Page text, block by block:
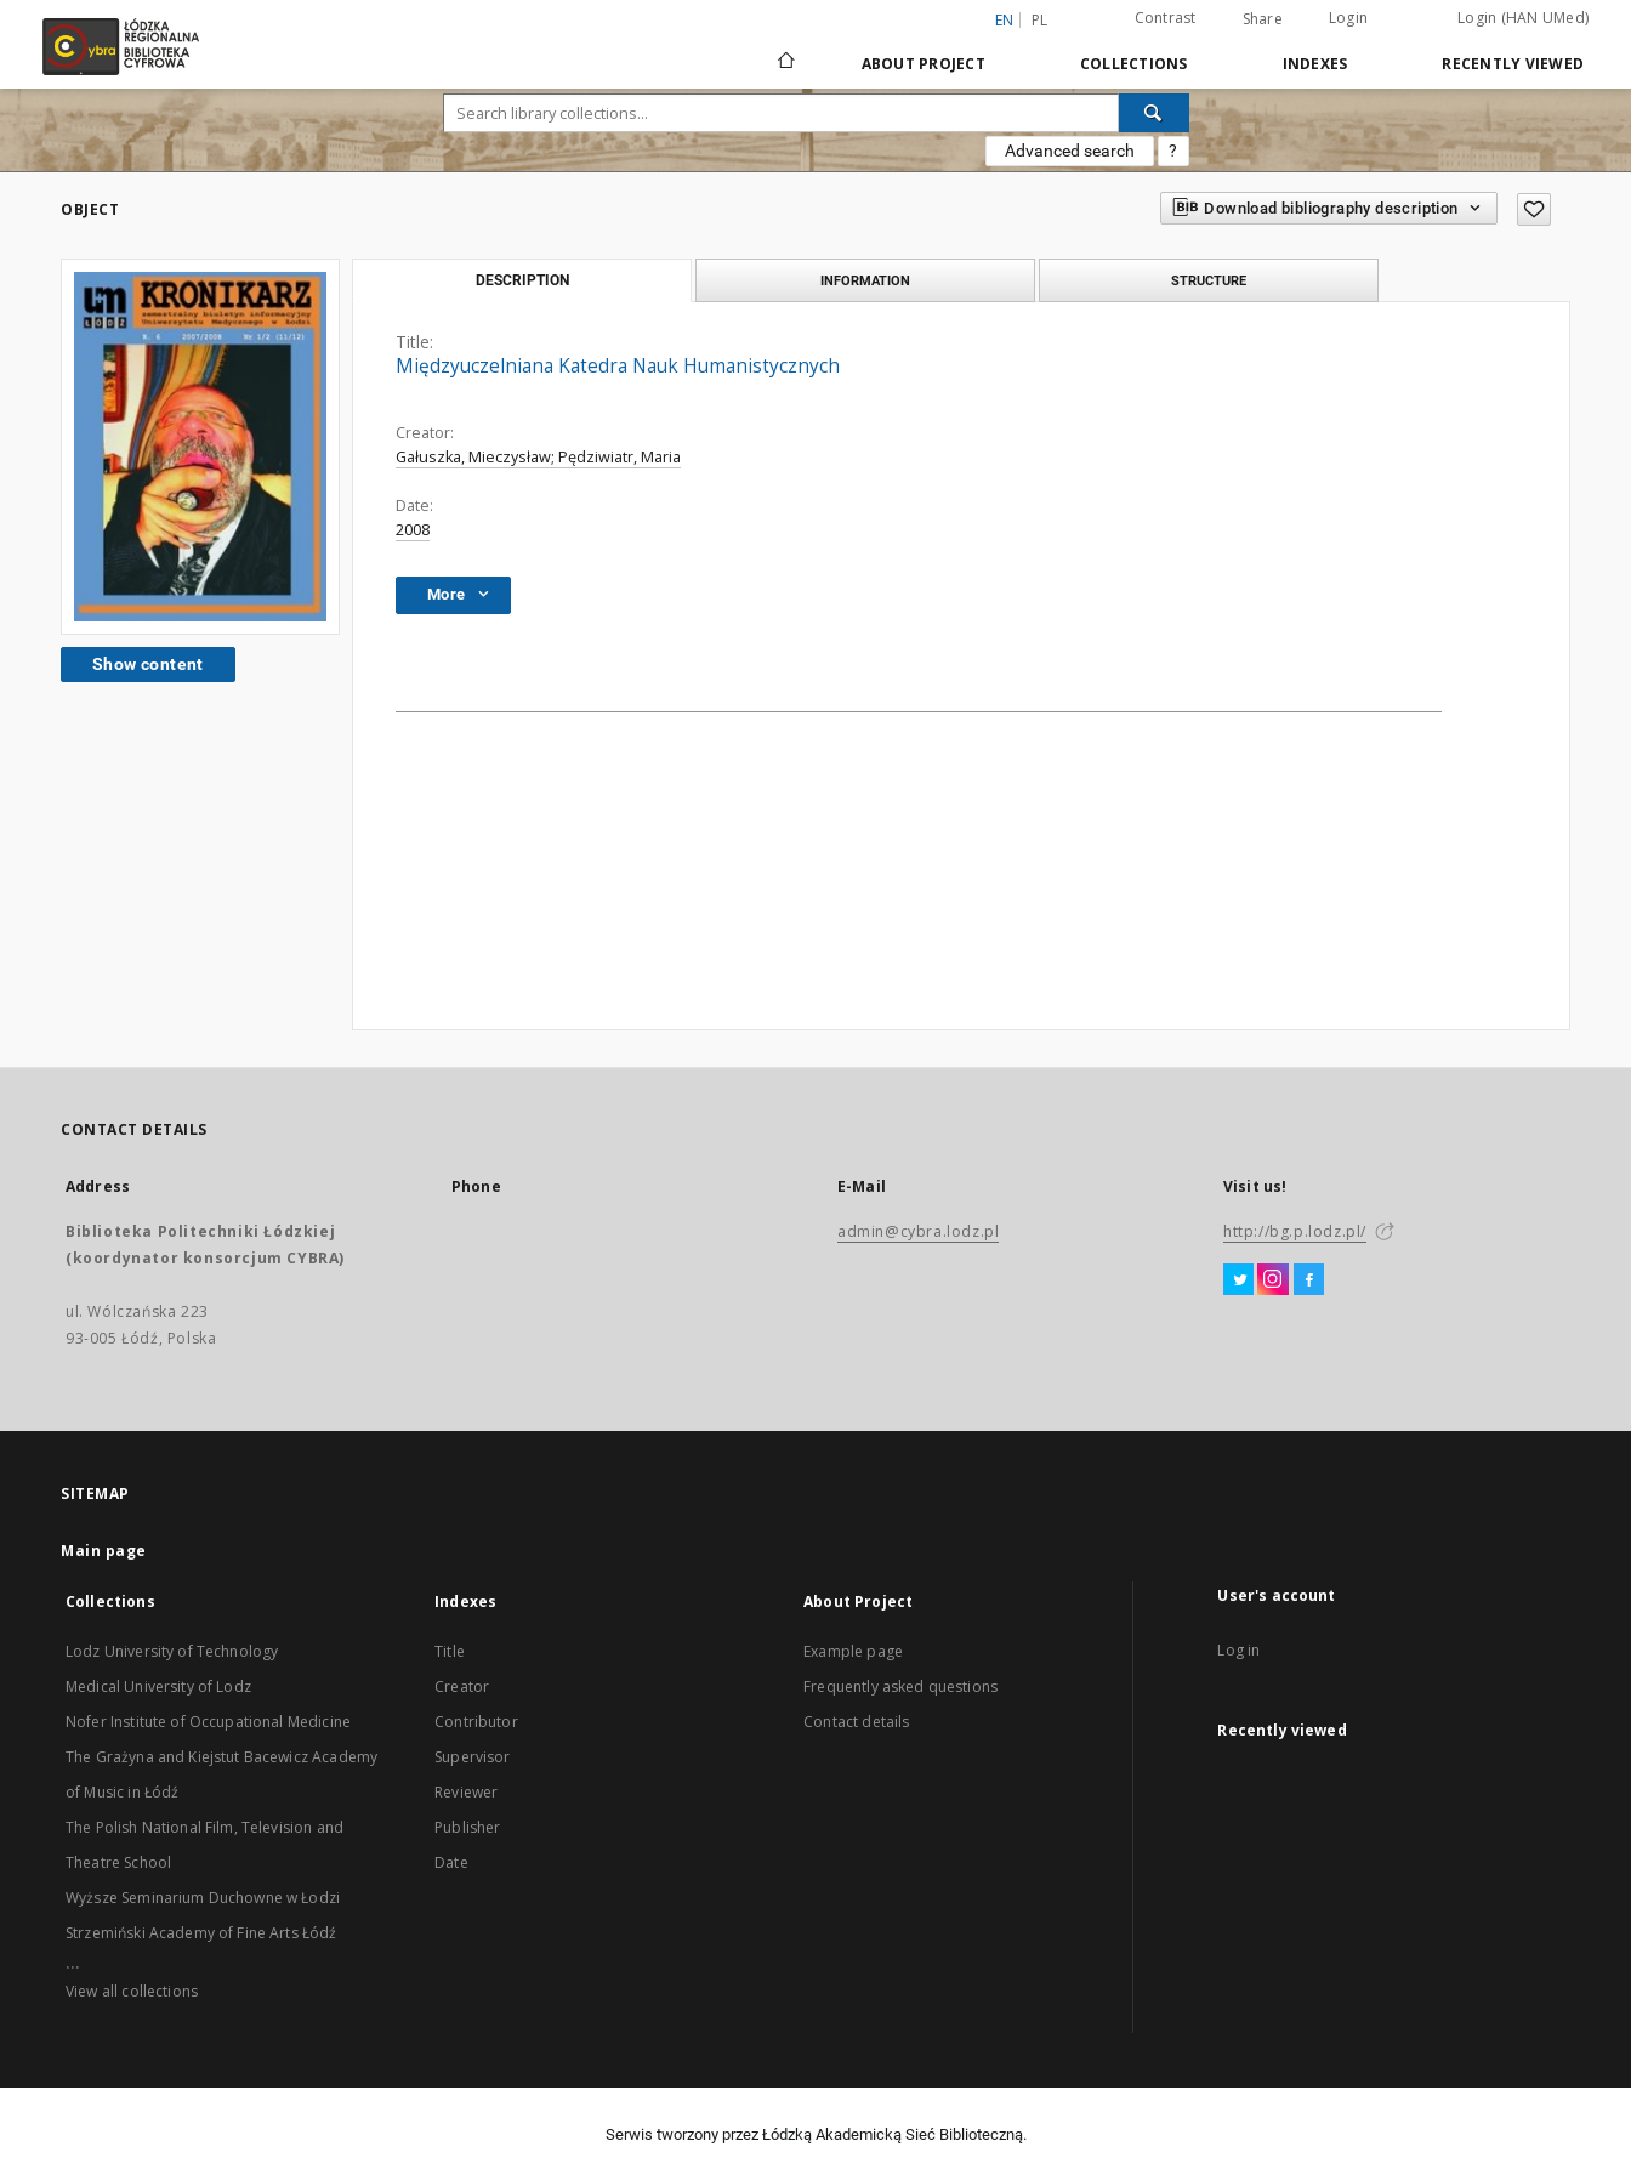
EN PL Contrast Share Login Login (HAN UMed)
ABOUT PROJECT COLLECTIONS INDEXES RECENTLY VIEWED
Advanced search ?
OBJECT Download bibliography description
Show content
DESCRIPTION INFORMATION STRUCTURE
Title:
Międzyuczelniana Katedra Nauk Humanistycznych
Creator:
Gałuszka, Mieczysław; Pędziwiatr, Maria
Date:
2008
More
CONTACT DETAILS
Address
Biblioteka Politechniki Łódzkiej
(koordynator konsorcjum CYBRA)
ul. Wólczańska 223
93-005 Łódź, Polska
Phone E-Mail
admin@cybra.lodz.pl
Visit us!
http://bg.p.lodz.pl/
SITEMAP
Main page
Collections
Lodz University of Technology
Medical University of Lodz
Nofer Institute of Occupational Medicine
The Grażyna and Kiejstut Bacewicz Academy
of Music in Łódź
The Polish National Film, Television and
Theatre School
Wyższe Seminarium Duchowne w Łodzi
Strzemiński Academy of Fine Arts Łódź
...
View all collections
Indexes
Title
Creator
Contributor
Supervisor
Reviewer
Publisher
Date
About Project
Example page
Frequently asked questions
Contact details
User's account
Log in
Recently viewed
Serwis tworzony przez Łódzką Akademicką Sieć Biblioteczną.